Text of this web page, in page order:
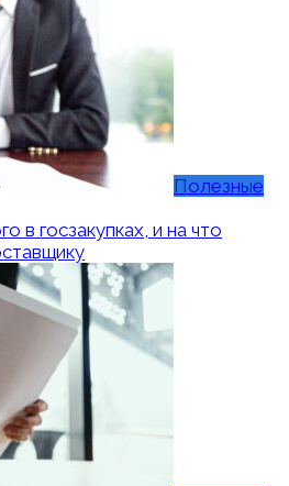
Полезные
в госзакупках, и на что